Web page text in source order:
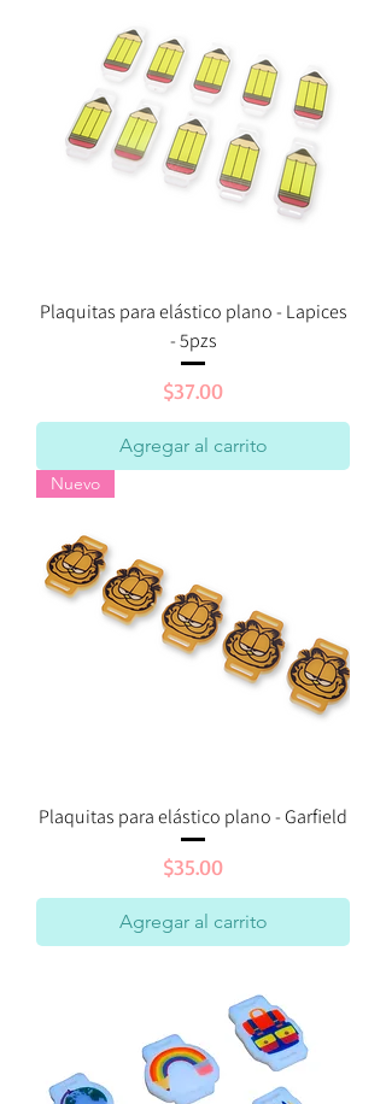
Plaquitas para elástico plano - Lapices
- 5pzs
Precio
$37.00
Agregar al carrito
Nuevo
Plaquitas para elástico plano - Garfield
Precio
$35.00
Agregar al carrito